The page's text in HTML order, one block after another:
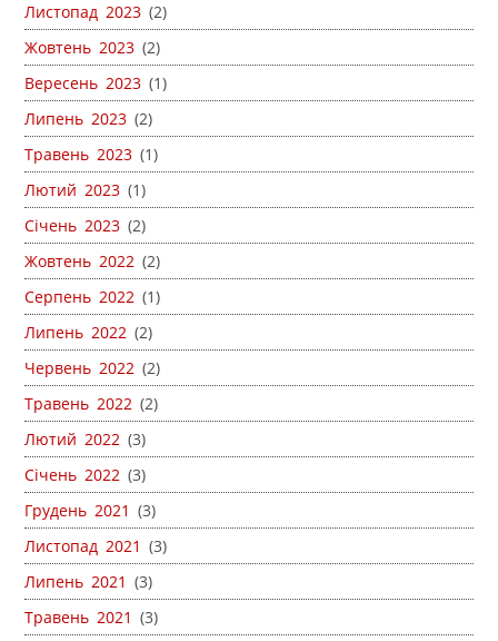
Листопад 2023 (2)
Жовтень 2023 (2)
Вересень 2023 (1)
Липень 2023 (2)
Травень 2023 (1)
Лютий 2023 (1)
Січень 2023 (2)
Жовтень 2022 (2)
Серпень 2022 (1)
Липень 2022 (2)
Червень 2022 (2)
Травень 2022 (2)
Лютий 2022 (3)
Січень 2022 (3)
Грудень 2021 (3)
Листопад 2021 (3)
Липень 2021 (3)
Травень 2021 (3)